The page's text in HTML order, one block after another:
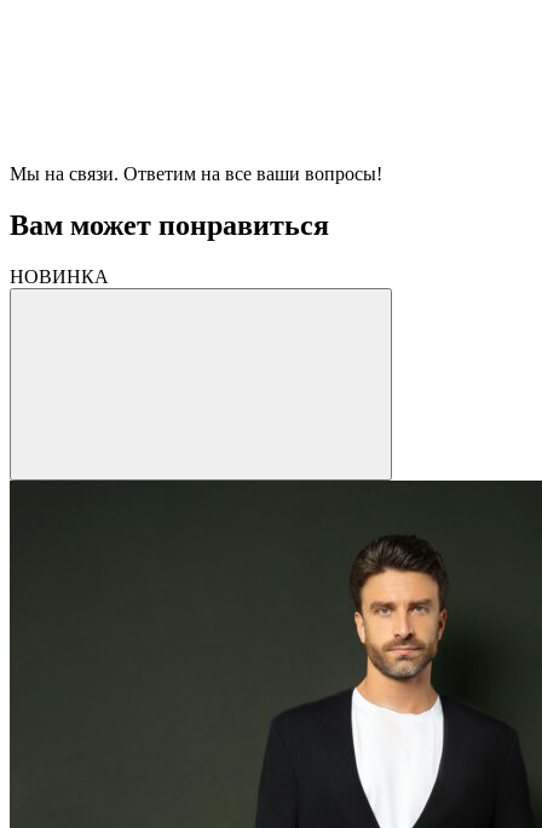
Мы на связи. Ответим на все ваши вопросы!
Вам может понравиться
НОВИНКА